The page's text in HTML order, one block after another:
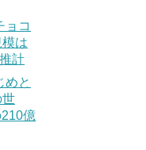
ョコ
は
計
めと
世
億